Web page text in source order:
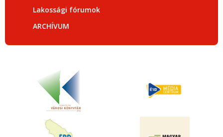
Lakossági fórumok
ARCHÍVUM